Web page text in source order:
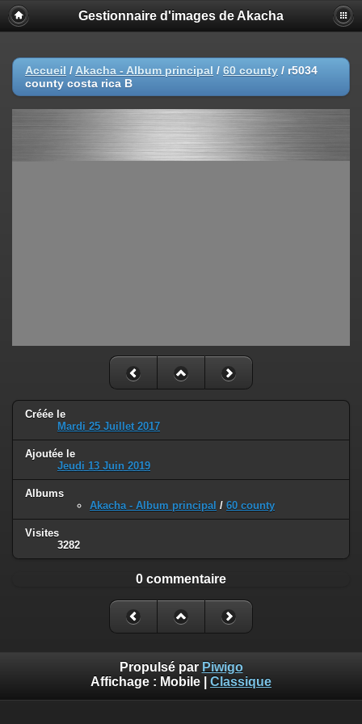
Gestionnaire d'images de Akacha
Accueil / Akacha - Album principal / 60 county / r5034
county costa rica B
Créée le
Mardi 25 Juillet 2017
Ajoutée le
Jeudi 13 Juin 2019
Albums
Akacha - Album principal / 60 county
Visites
3282
0 commentaire
Propulsé par Piwigo
Affichage : Mobile Classique